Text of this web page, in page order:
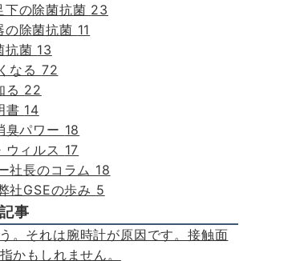
下の除菌抗菌 23
の除菌抗菌 11
抗菌 13
なる 72
る 22
書 14
臭パワー 18
ウィルス 17
社長のコラム 18
社GSEの歩み 5
事